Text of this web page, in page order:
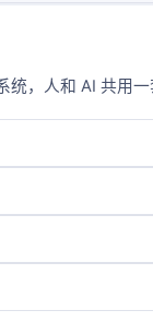
统，人和 AI 共用